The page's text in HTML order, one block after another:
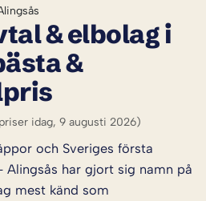
& elbolag i
&
idag, 9 augusti 2026)
och Sveriges första
Alingsås har gjort sig namn på
mest känd som